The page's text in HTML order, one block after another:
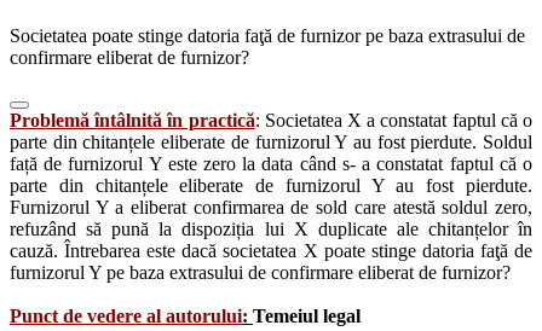
Societatea poate stinge datoria faţă de furnizor pe baza extrasului de
confirmare eliberat de furnizor?
Problemă întâlnită în practică: Societatea X a constatat faptul că o
parte din chitanțele eliberate de furnizorul Y au fost pierdute. Soldul
față de furnizorul Y este zero la data când s- a constatat faptul că o
parte din chitanțele eliberate de furnizorul Y au fost pierdute.
Furnizorul Y a eliberat confirmarea de sold care atestă soldul zero,
refuzând să pună la dispoziția lui X duplicate ale chitanțelor în
cauză. Întrebarea este dacă societatea X poate stinge datoria faţă de
furnizorul Y pe baza extrasului de confirmare eliberat de furnizor?
Punct de vedere al autorului: Temeiul legal